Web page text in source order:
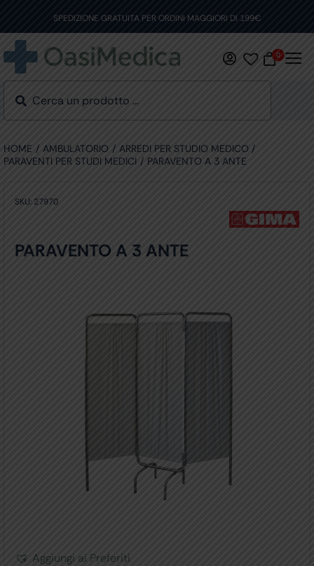
content
SPEDIZIONE GRATUITA PER ORDINI MAGGIORI DI 199€
0
HOME AMBULATORIO
ARREDI PER STUDIO MEDICO
PARAVENTI PER STUDI MEDICI
PARAVENTO A 3 ANTE
SKU: 27970
PARAVENTO A 3 ANTE
Aggiungi ai Preferiti